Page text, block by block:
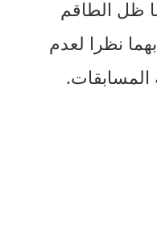
ظل الطاقم
نظرا لعدم
المسابقات.